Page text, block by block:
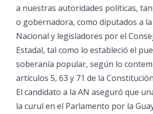
a nuestras autoridades políticas,
o gobernadora, como diputados a
Nacional y legisladores por el
Estadal, tal como lo estableció el
soberanía popular, según lo
artículos 5, 63 y 71 de la
El candidato a la AN aseguró que
la curul en el Parlamento por la